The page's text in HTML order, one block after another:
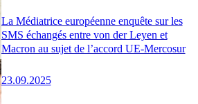
La Médiatrice européenne enquête sur les
SMS échangés entre von der Leyen et
Macron au sujet de l’accord UE-Mercosur
23.09.2025